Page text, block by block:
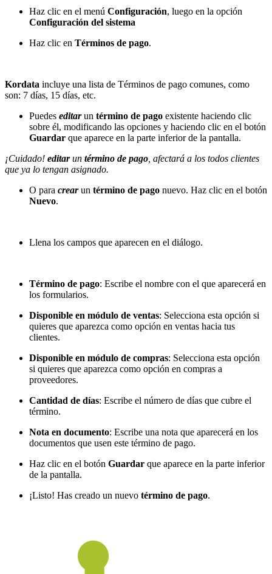
Haz clic en el menú Configuración, luego en la opción
Configuración del sistema
Haz clic en Términos de pago.
Kordata incluye una lista de Términos de pago comunes, como
son: 7 días, 15 días, etc.
Puedes editarun término de pago existente haciendo clic
sobre él, modificando las opciones y haciendo clic en el botón
Guardar que aparece en la parte inferior de la pantalla.
¡Cuidado! editarun término de pago , afectará a los todos clientes
que ya lo tengan asignado.
O para crearun término de pago nuevo. Haz clic en el botón
Nuevo.
Llena los campos que aparecen en el diálogo.
Término de pago: Escribe el nombre con el que aparecerá en
los formularios.
Disponible en módulo de ventas: Selecciona esta opción si
quieres que aparezca como opción en ventas hacia tus
clientes.
Disponible en módulo de compras: Selecciona esta opción
si quieres que aparezca como opción en compras a
proveedores.
Cantidad de días: Escribe el número de días que cubre el
término.
Nota en documento: Escribe una nota que aparecerá en los
documentos que usen este término de pago.
Haz clic en el botón Guardar que aparece en la parte inferior
de la pantalla.
¡Listo! Has creado un nuevo término de pago.